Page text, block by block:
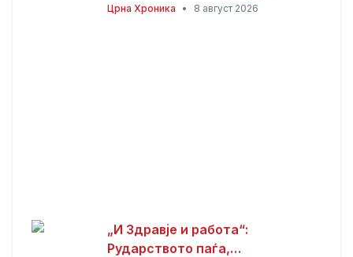
годишници избодени со нож,
Црна Хроника • 8 август 2026
„И Здравје и работа“:
Рударството паѓа,